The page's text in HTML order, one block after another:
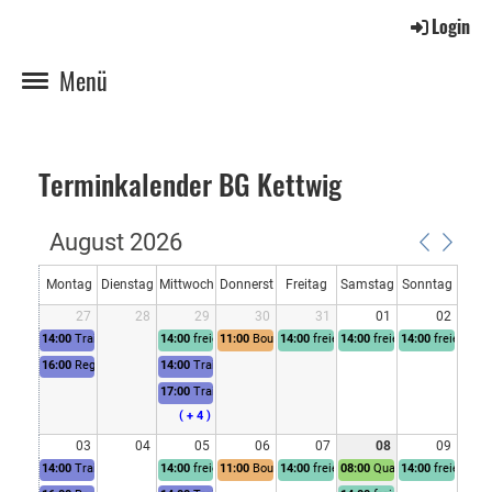
Login
Menü
Terminkalender BG Kettwig
August 2026
Montag Dienstag Mittwoch Donnerst Freitag Samstag Sonntag
27 28 29 30 31 01 02
03 04 05 06 07 08 09
14:00 Training 2. Mannschaft
16:00 Regelmäßiges Training für alle Interessierten im Boulodrome Kettwig.
14:00 freies Spielen
14:00 Training 6. Mannschaft
17:00 Training TEAM Zukunft
( + 4 )
11:00 Boule für Jedermann
14:00 freies Spielen
14:00 freies Spielen
14:00 freies
14:00 Training 2. Mannschaft
14:00 freies Spielen
11:00 Boule für Jedermann
14:00 freies Spielen
08:00 Quali Doublette
14:00 freies